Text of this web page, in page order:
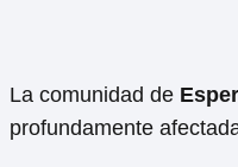
La comunidad de
profundamente